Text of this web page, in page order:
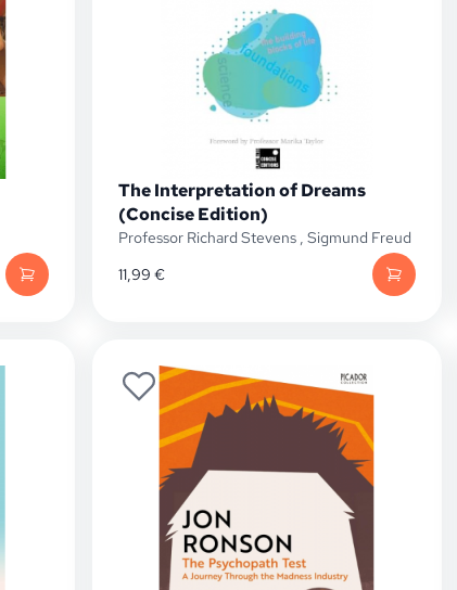
The Interpretation of Dreams
(Concise Edition)
Professor Richard Stevens, Sigmund Freud
11,99 €